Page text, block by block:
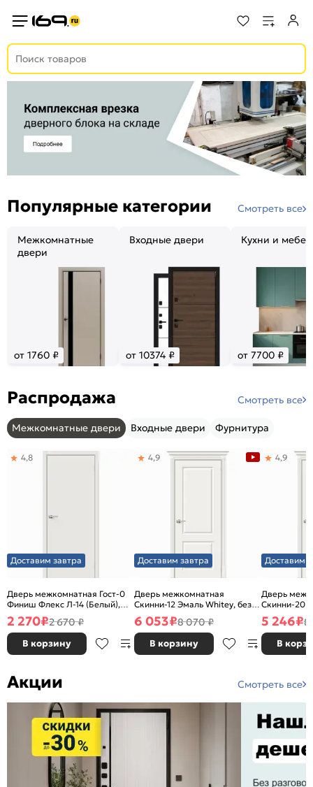
Популярные категории Смотреть все
Межкомнатные
двери
от 1760 ₽
Входные двери
от 10374 ₽
Кухни и
от 7700 ₽
Распродажа Смотреть все
Межкомнатные двери Входные двери Фурнитура
Доставим завтра
Дверь межкомнатная Гост-0
Финиш Флекс Л-14 (Белый),
глухая, каркасно-щитовая
4,8
2 270₽2 670 ₽
В корзину
Доставим завтра
Дверь межкомнатная
Скинни-12 Эмаль Whitey, без
декора, глухая, без стекла,
без кромки, скиновая
4,9
6 053₽8 070 ₽
В корзину
Доставим
Дверь
Скинни-20
декора,
без кромки,
4,9
5 246₽8
В
Акции Смотреть все